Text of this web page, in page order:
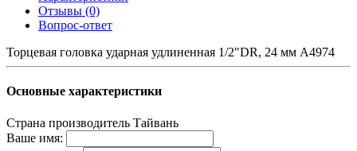
Отзывы (0)
Вопрос-ответ
Торцевая головка ударная удлиненная 1/2"DR, 24 мм A4974
Основные характеристики
Страна производитель Тайвань
Ваше имя: